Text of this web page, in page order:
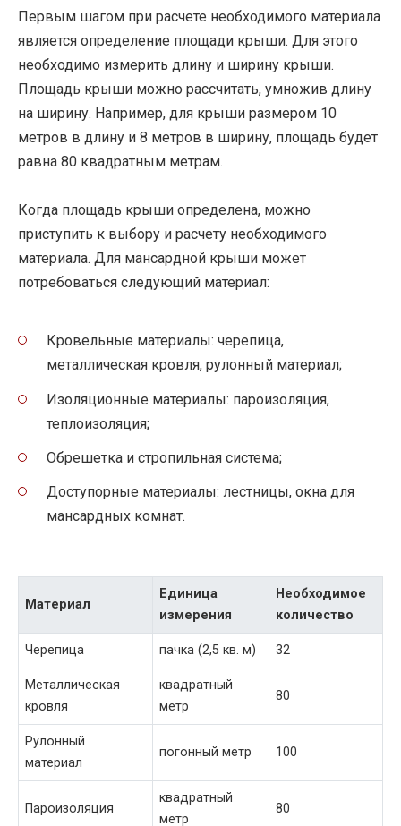
Первым шагом при расчете необходимого материала
является определение площади крыши. Для этого
необходимо измерить длину и ширину крыши.
Площадь крыши можно рассчитать, умножив длину
на ширину. Например, для крыши размером 10
метров в длину и 8 метров в ширину, площадь будет
равна 80 квадратным метрам.
Когда площадь крыши определена, можно
приступить к выбору и расчету необходимого
материала. Для мансардной крыши может
потребоваться следующий материал:
Кровельные материалы: черепица,
металлическая кровля, рулонный материал;
Изоляционные материалы: пароизоляция,
теплоизоляция;
Обрешетка и стропильная система;
Доступорные материалы: лестницы, окна для
мансардных комнат.
Материал
Единица
измерения
Необходимое
количество
Черепица пачка (2,5 кв. м) 32
Металлическая
кровля
квадратный
метр
80
Рулонный
материал
погонный метр 100
Пароизоляция
квадратный
метр
80